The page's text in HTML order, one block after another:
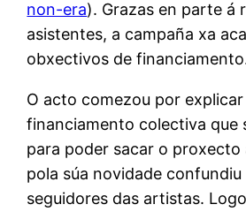
non-era). Grazas en parte á
asistentes, a campaña xa
obxectivos de
O acto comezou por
financiamento colectiva que
para poder sacar o proxecto
pola súa novidade
seguidores das artistas.